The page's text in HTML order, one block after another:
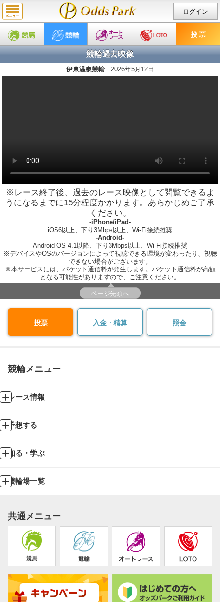
ログイン
競輪過去映像
伊東温泉競輪 2026年5月12日
※レース終了後、過去のレース映像として閲覧できるよ
うになるまでに15分程度かかります。あらかじめご了承
ください。
-iPhone/iPad-
iOS6以上、下り3Mbps以上、Wi-Fi接続推奨
-Android-
Android OS 4.1以降、下り3Mbps以上、Wi-Fi接続推奨
※デバイスやOSのバージョンによって視聴できる環境が変わったり、視聴
できない場合がございます。
※本サービスには、パケット通信料が発生します。パケット通信料が高額
となる可能性がありますので、ご注意ください。
ページ先頭へ
投票 入金・精算 照会
競輪メニュー
レース情報
予想する
知る・学ぶ
競輪場一覧
共通メニュー